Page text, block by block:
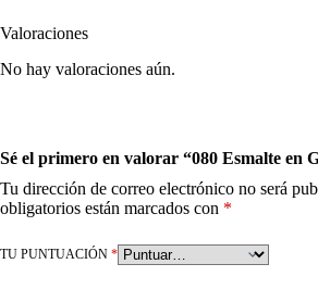
Valoraciones
No hay valoraciones aún.
Sé el primero en valorar “080 Esmalte en
Tu dirección de correo electrónico no será
obligatorios están marcados con *
TU PUNTUACIÓN *